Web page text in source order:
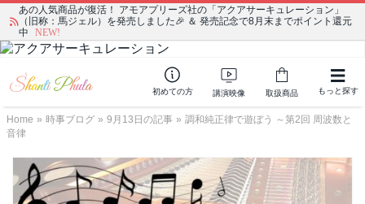
あの人気商品が復活！ アモアプリーズ社の「アクアサーキュレーション」
（旧称：馬ジェル）を発売しました🎉 ＆ 発売記念で8月末までポイント還元
中
NEW!
初めての方 講演映像 取扱商品 もっと探す
Home » 時事ブログ » 9月13日の記事 » 調和純正律で遊ぼう ～第2回 周波数と
音律